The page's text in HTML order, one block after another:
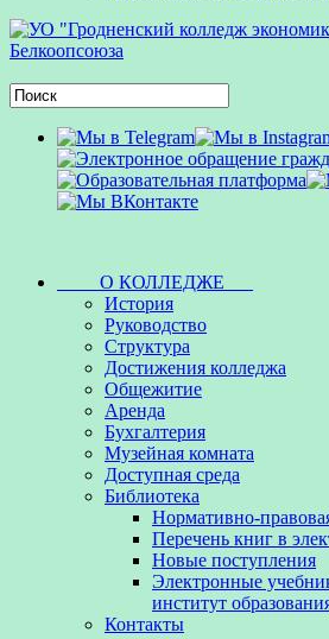
О КОЛЛЕДЖЕ
История
Руководство
Структура
Достижения колледжа
Общежитие
Аренда
Бухгалтерия
Музейная комната
Доступная среда
Библиотека
Нормативно-
Перечень книг в
Новые поступления
Электронные
институт
Контакты